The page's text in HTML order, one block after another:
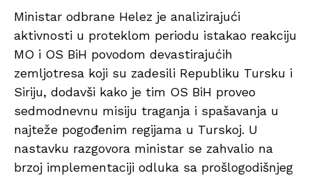
Ministar odbrane Helez je analizirajući
aktivnosti u proteklom periodu istakao reakciju
MO i OS BiH povodom devastirajućih
zemljotresa koji su zadesili Republiku Tursku i
Siriju, dodavši kako je tim OS BiH proveo
sedmodnevnu misiju traganja i spašavanja u
najteže pogođenim regijama u Turskoj. U
nastavku razgovora ministar se zahvalio na
brzoj implementaciji odluka sa prošlogodišnjeg